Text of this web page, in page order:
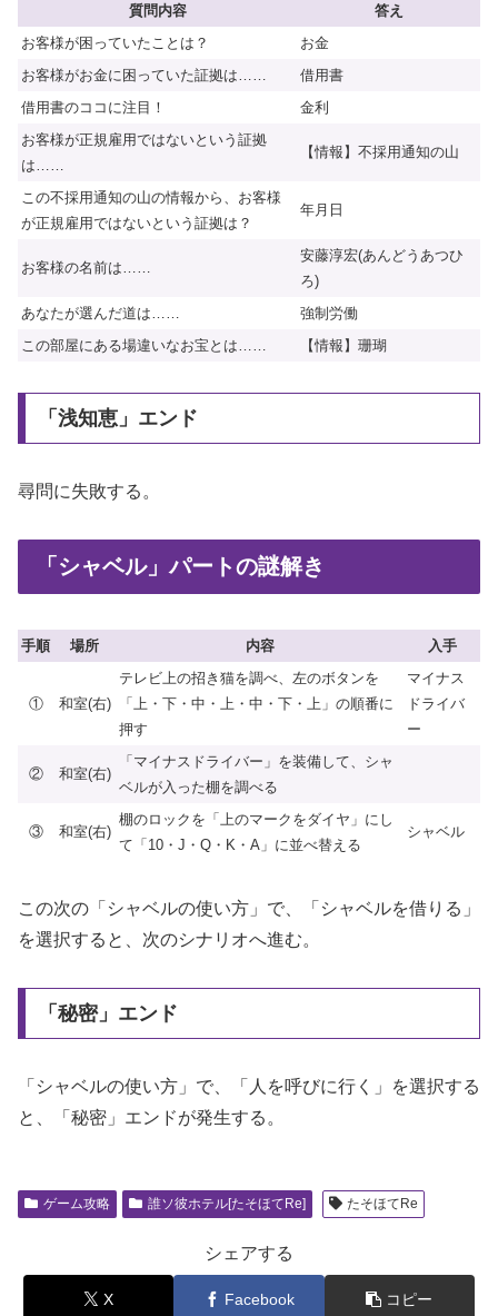
質問内容
答え
お客様が困っていたことは？
お金
お客様がお金に困っていた証拠は……
借用書
借用書のココに注目！
金利
お客様が正規雇用ではないという証拠
は……
【情報】不採用通知の山
この不採用通知の山の情報から、お客様
が正規雇用ではないという証拠は？
年月日
お客様の名前は……
安藤淳宏(あんどうあつひ
ろ)
あなたが選んだ道は……
強制労働
この部屋にある場違いなお宝とは……
【情報】珊瑚
「浅知恵」エンド
尋問に失敗する。
「シャベル」パートの謎解き
手順 場所 内容 入手
① 和室(右)
テレビ上の招き猫を調べ、左のボタンを
「上・下・中・上・中・下・上」の順番に
押す
マイナス
ドライバ
ー
② 和室(右)
「マイナスドライバー」を装備して、シャ
ベルが入った棚を調べる
③ 和室(右)
棚のロックを「上のマークをダイヤ」にし
て「10・J・Q・K・A」に並べ替える
シャベル
この次の「シャベルの使い方」で、「シャベルを借りる」
を選択すると、次のシナリオへ進む。
「秘密」エンド
「シャベルの使い方」で、「人を呼びに行く」を選択する
と、「秘密」エンドが発生する。
ゲーム攻略 誰ソ彼ホテル[たそほてRe] たそほてRe
シェアする
X Facebook コピー